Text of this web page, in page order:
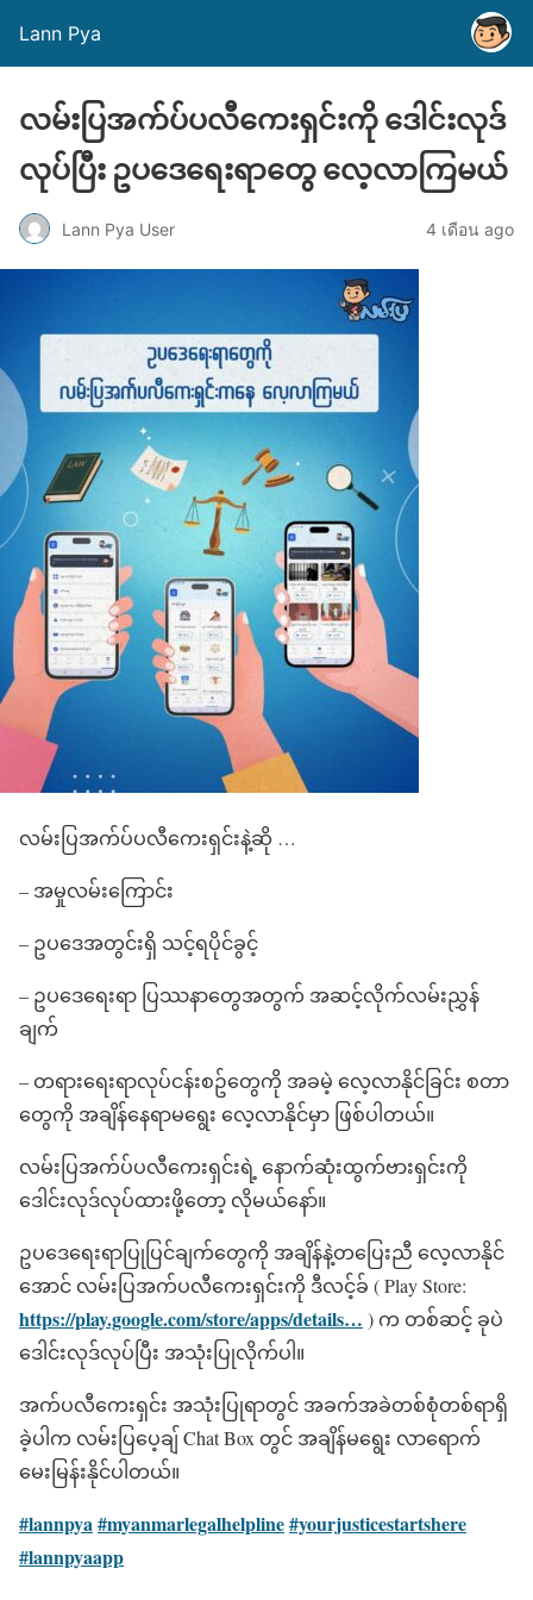
Lann Pya
လမ်းပြအက်ပ်ပလီကေးရှင်းကို ဒေါင်းလုဒ်
လုပ်ပြီး ဥပဒေရေးရာတွေ လေ့လာကြမယ်
Lann Pya User 4 เดือน ago
လမ်းပြအက်ပ်ပလီကေးရှင်းနဲ့ဆို …
– အမှုလမ်းကြောင်း
– ဥပဒေအတွင်းရှိ သင့်ရပိုင်ခွင့်
– ဥပဒေရေးရာ ပြဿနာတွေအတွက် အဆင့်လိုက်လမ်းညွှန်
ချက်
– တရားရေးရာလုပ်ငန်းစဥ်တွေကို အခမဲ့ လေ့လာနိုင်ခြင်း စတာ
တွေကို အချိန်နေရာမရွေး လေ့လာနိုင်မှာ ဖြစ်ပါတယ်။
လမ်းပြအက်ပ်ပလီကေးရှင်းရဲ့ နောက်ဆုံးထွက်ဗားရှင်းကို
ဒေါင်းလုဒ်လုပ်ထားဖို့တော့ လိုမယ်နော်။
ဥပဒေရေးရာပြုပြင်ချက်တွေကို အချိန်နဲ့တပြေးညီ လေ့လာနိုင်
အောင် လမ်းပြအက်ပလီကေးရှင်းကို ဒီလင့်ခ် ( Play Store:
https://play.google.com/store/apps/details… ) က တစ်ဆင့် ခုပဲ
ဒေါင်းလုဒ်လုပ်ပြီး အသုံးပြုလိုက်ပါ။
အက်ပလီကေးရှင်း အသုံးပြုရာတွင် အခက်အခဲတစ်စုံတစ်ရာရှိ
ခဲ့ပါက လမ်းပြပေ့ချ် Chat Box တွင် အချိန်မရွေး လာရောက်
မေးမြန်းနိုင်ပါတယ်။
#lannpya#myanmarlegalhelpline#yourjusticestartshere
#lannpyaapp